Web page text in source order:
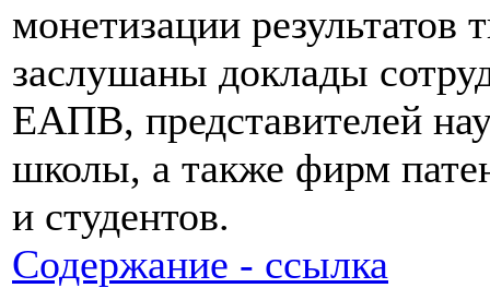
монетизации результатов
заслушаны доклады
ЕАПВ, представителей
школы, а также фирм
и студентов.
Содержание - ссылка